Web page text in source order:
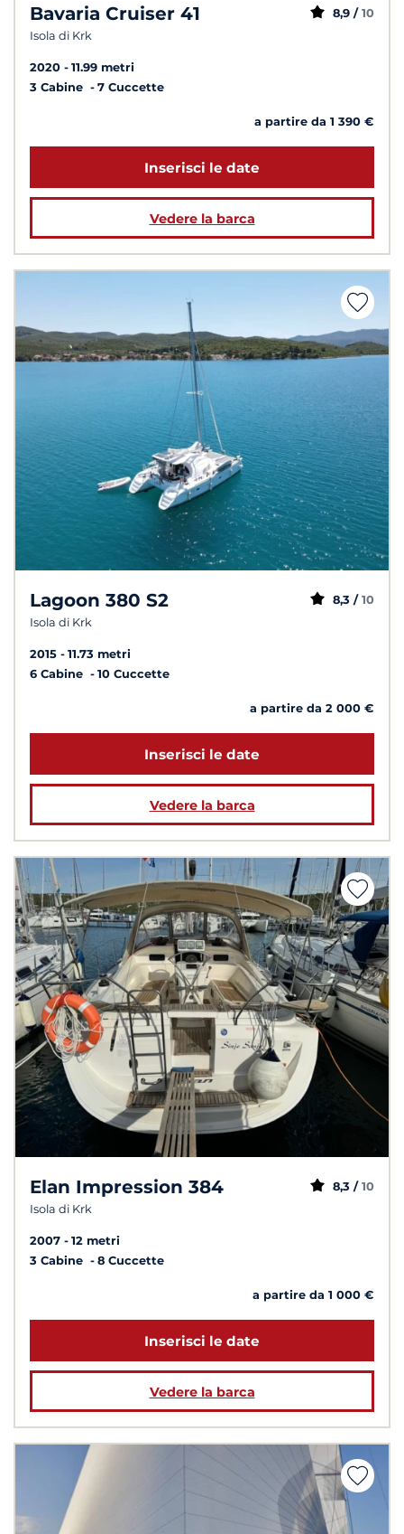
Bavaria Cruiser 41
Isola di Krk
8,9 / 10
2020
11.99 metri
3 Cabine
7 Cuccette
a partire da 1 390 €
Inserisci le date
Vedere la barca
Lagoon 380 S2
Isola di Krk
8,3 / 10
2015
11.73 metri
6 Cabine
10 Cuccette
a partire da 2 000 €
Inserisci le date
Vedere la barca
Elan Impression 384
Isola di Krk
8,3 / 10
2007
12 metri
3 Cabine
8 Cuccette
a partire da 1 000 €
Inserisci le date
Vedere la barca